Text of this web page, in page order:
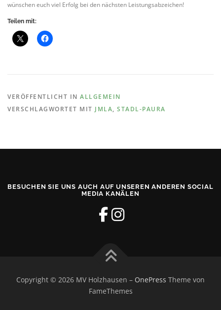
wünschen euch viel Erfolg bei den nächsten Leistungsabzeichen!
Teilen mit:
VERÖFFENTLICHT IN ALLGEMEIN
VERSCHLAGWORTET MITJMLA, STADL-PAURA
BESUCHEN SIE UNS AUCH AUF UNSEREN ANDEREN SOCIAL
MEDIA KANÄLEN
Copyright © 2026 MV Holzhausen – OnePress Theme von
FameThemes